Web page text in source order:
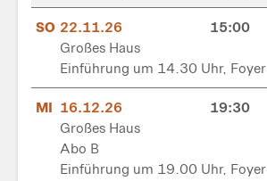
SO 22.11.26
15:00
Großes Haus
Einführung um 14.30 Uhr, Foyer
MI 16.12.26
19:30
Großes Haus
Abo B
Einführung um 19.00 Uhr, Foyer